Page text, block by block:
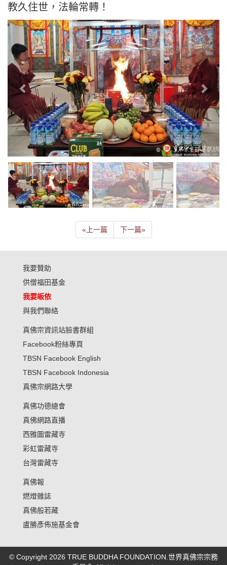
教久住世，法輪常轉！
« 上一篇 下一篇»
我要贊助
供僧福田基金
我要皈依
與我們聯絡
真佛宗資訊站臉書群組
Facebook粉絲專頁
TBSN Facebook English
TBSN Facebook Indonesia
真佛宗網路大學
真佛功德總會
真佛網路直播
西雅圖雷藏寺
彩虹雷藏寺
台灣雷藏寺
真佛報
燃燈雜誌
真佛般若藏
盧勝彥佈施基金會
© Copyright 2026 TRUE BUDDHA FOUNDATION.世界真佛宗宗務